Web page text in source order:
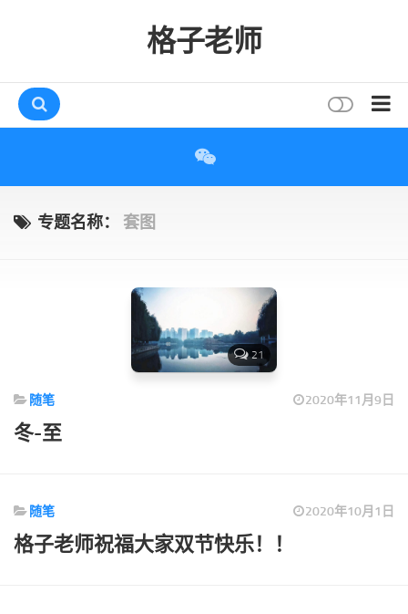
格子老师
互动
论坛
页面
关于
专题名称： 套图
21
随笔 2020年11月9日
冬-至
随笔 2020年10月1日
格子老师祝福大家双节快乐！！